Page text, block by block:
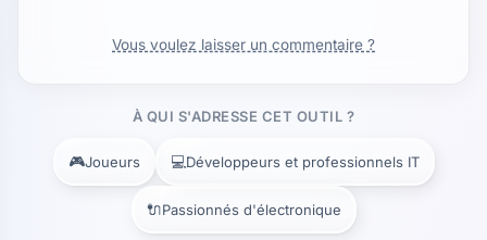
Vous voulez laisser un commentaire ?
À QUI S'ADRESSE CET OUTIL ?
🎮Joueurs 💻Développeurs et professionnels IT
🔌Passionnés d'électronique